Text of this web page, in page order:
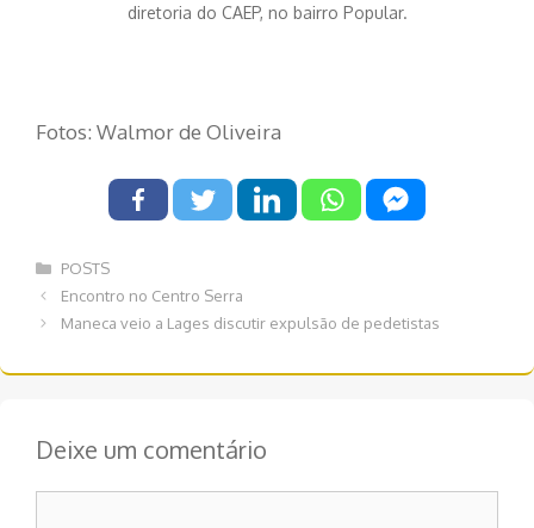
diretoria do CAEP, no bairro Popular.
Fotos: Walmor de Oliveira
Categorias
POSTS
Navegação
de
Encontro no Centro Serra
Maneca veio a Lages discutir expulsão de pedetistas
Deixe um comentário